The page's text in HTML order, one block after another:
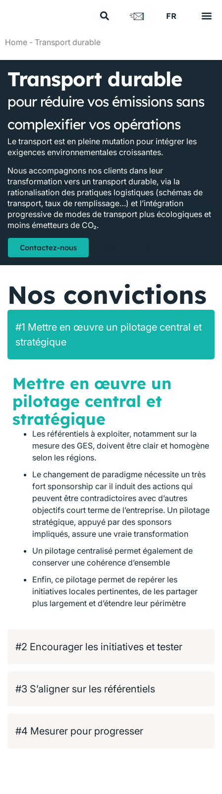
FR
EN
Home - Transport durable
Transport durable
pour réduire vos émissions sans
complexifier vos opérations
Le transport est en pleine mutation pour intégrer les
exigences environnementales croissantes.
Nous accompagnons nos clients dans leur
transformation vers un transport durable, via la
rationalisation des pratiques logistiques (schémas de
transport, taux de remplissage…) et l’intégration
progressive de modes de transport plus écologiques et
moins émetteurs de CO₂.
Contactez-nous
Nos convictions
#1 Mettre en œuvre un pilotage central et
stratégique
#2 Encourager les initiatives et tester
#3 S’aligner sur les référentiels
#4 Mesurer pour progresser
Mettre en œuvre un
pilotage central et
stratégique
Les référentiels à exploiter, notamment sur la
mesure des GES, doivent être clair et homogène
selon les régions.
Le changement de paradigme nécessite un très
fort sponsorship car il induit des actions qui
peuvent être contradictoires avec d’autres
objectifs court terme de l’entreprise. Un pilotage
stratégique, appuyé par des sponsors
impliqués, assure une vraie transformation
Un pilotage centralisé permet également de
conserver une cohérence d’ensemble
Enfin, ce pilotage permet de repérer les
initiatives locales pertinentes, de les partager
plus largement et d’étendre leur périmètre